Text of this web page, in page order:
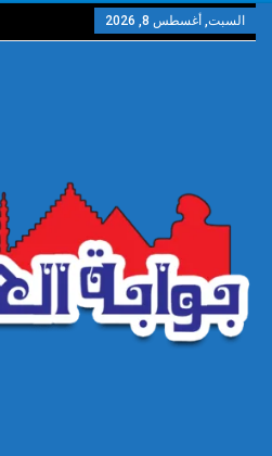
السبت, أغسطس 8, 2026